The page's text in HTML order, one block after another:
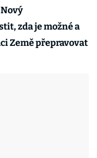
zda je možné a
Země přepravovat